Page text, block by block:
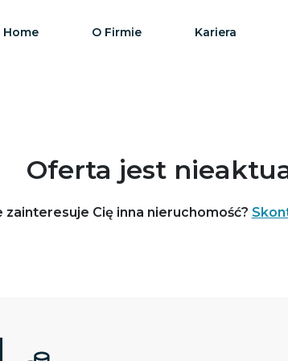
Home O Firmie Kariera
Oferta jest
zainteresuje Cię inna nieruchomość?